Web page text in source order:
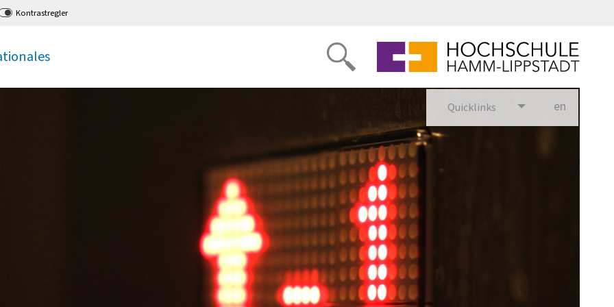
Kontrastregler
Quicklinks en